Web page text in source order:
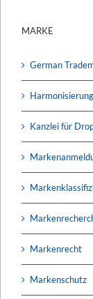
MARKE
German
Kanzlei für
Markenrecht
Markenschutz